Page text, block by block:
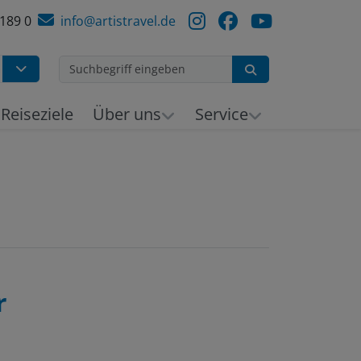
0 info@artistravel.de
Reiseziele Über uns Service